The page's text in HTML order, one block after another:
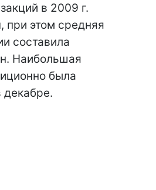
в 2009 г.
при этом средняя
составила
Наибольшая
была
декабре.